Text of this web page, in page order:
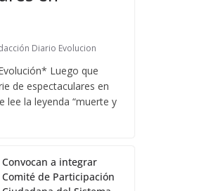
Diario Evolucion
Luego que
de espectaculares en
lee la leyenda “muerte y
Convocan a integrar
Comité de Participación